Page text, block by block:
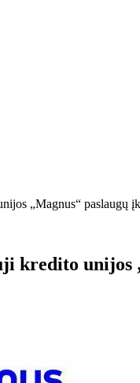
„Magnus“ paslaugų
kredito unijos